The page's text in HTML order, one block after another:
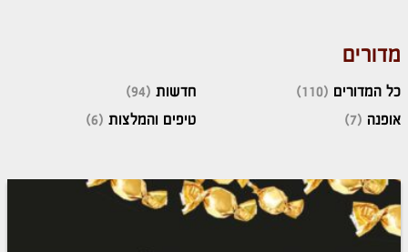
מדורים
כל המדורים (110)
אופנה (7)
חדשות (94)
טיפים והמלצות (6)